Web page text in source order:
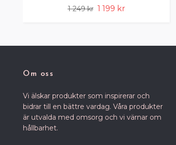
1 249 kr 1 199 kr
Om oss
Vi älskar produkter som inspirerar och
bidrar till en bättre vardag. Våra produkter
är utvalda med omsorg och vi värnar om
hållbarhet.